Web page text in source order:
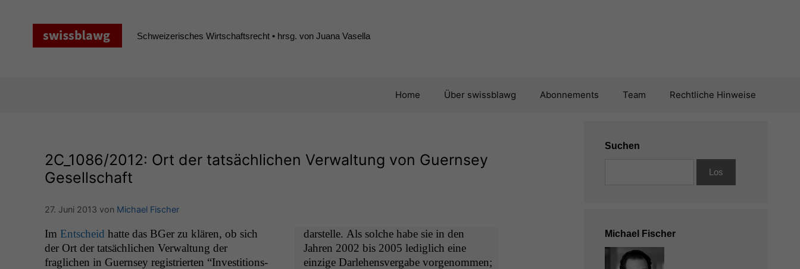
Schweizerisches Wirtschaftsrecht • hrsg. von Juana Vasella
Home Über swissblawg Abonnements Team Rechtliche Hinweise
2C_1086/2012: Ort der tatsächlichen Verwaltung von Guernsey
Gesellschaft
27. Juni 2013 von Michael Fischer
Im Entscheid hat­te das BGer zu klären, ob sich
der Ort der tat­säch­lichen Ver­wal­tung der
fraglichen in Guernsey reg­istri­erten “Investi­tion­s­
darstelle. Als solche habe sie in den
Jahren 2002 bis 2005 lediglich eine
einzige Dar­lehensver­gabe vorgenom­men;
Suchen
Michael Fischer